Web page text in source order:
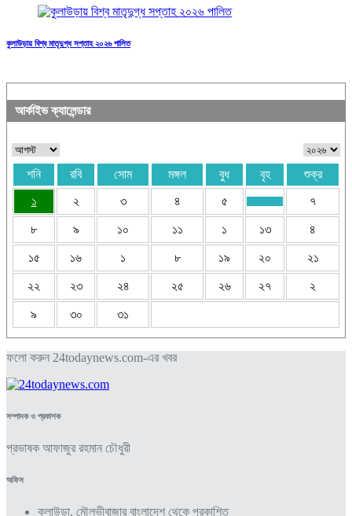
কুলাউড়ায় বিশ্ব মাতৃদুগ্ধ সপ্তাহ ২০২৬ পালিত
আর্কাইভ ক্যালেন্ডার
শনি রবি সোম মঙ্গল বুধ বৃহ
শুক্র
১
২ ৩ ৪ ৫ ৭
৮ ৯ ১০ ১১ ১ ১৩ ৪
১৫ ১৬ ১ ৮ ১৯ ২০ ২১
২২ ২৩ ২৪ ২৫ ২৬ ২৭ ২
৯ ৩০ ৩১
ফলো করুন 24todaynews.com-এর খবর
সম্পাদক ও প্রকাশক
প্রভাষক আফাজুর রহমান চৌধুরী
অফিস
কুলাউড়া, মৌলভীবাজার বাংলাদেশ থেকে প্রকাশিত